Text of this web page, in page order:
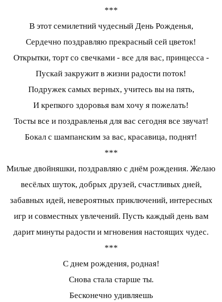
***
В этот семилетний чудесный День Рожденья,
Сердечно поздравляю прекрасный сей цветок!
Открытки, торт со свечками - все для вас, принцесса -
Пускай закружит в жизни радости поток!
Подружек самых верных, учитесь вы на пять,
И крепкого здоровья вам хочу я пожелать!
Тосты все и поздравленья для вас сегодня все звучат!
Бокал с шампанским за вас, красавица, поднят!
***
Милые двойняшки, поздравляю с днём рождения. Желаю
весёлых шуток, добрых друзей, счастливых дней,
забавных идей, невероятных приключений, интересных
игр и совместных увлечений. Пусть каждый день вам
дарит минуты радости и мгновения настоящих чудес.
***
С днем рождения, родная!
Снова стала старше ты.
Бесконечно удивляешь